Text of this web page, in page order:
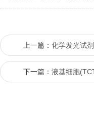
上一篇： 化学发光试
下一篇： 液基细胞